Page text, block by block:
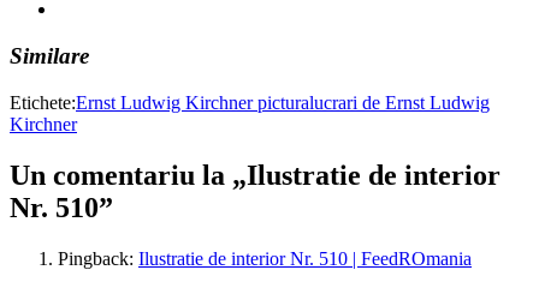
Similare
Etichete:Ernst Ludwig Kirchner picturalucrari de Ernst Ludwig
Kirchner
Un comentariu la „Ilustratie de interior
Nr. 510”
Pingback: Ilustratie de interior Nr. 510 | FeedROmania